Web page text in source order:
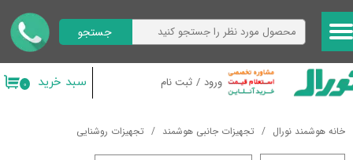
ورود / ثبت نام
حساب کاربری من
تغییر گذر واژه
خروج از حساب کاربری
جستجو
۰ سبد خرید
خانه هوشمند نورال تجهیزات جانبی هوشمند تجهیزات روشنایی